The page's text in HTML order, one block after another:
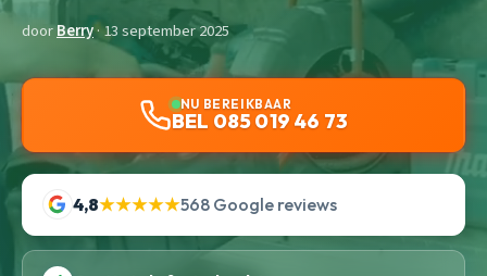
doorBerry· 13 september 2025
NU BEREIKBAAR
BEL 085 019 46 73
4,8★★★★★568 Google reviews